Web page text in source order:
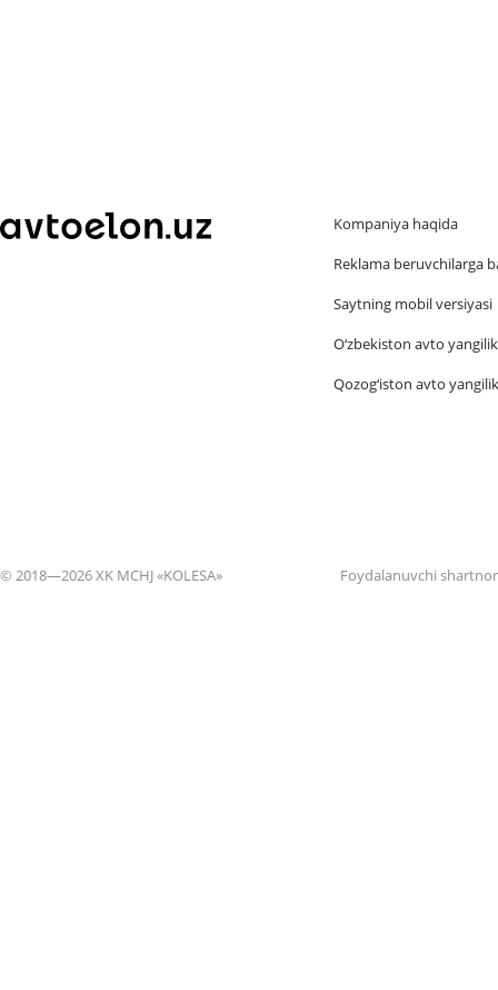
Kompaniya haqida
Reklama beruvchilarga
Saytning mobil versiyasi
O‘zbekiston avto
Qozog‘iston avto
© 2018—2026 XK MCHJ «KOLESA» Foydalanuvchi